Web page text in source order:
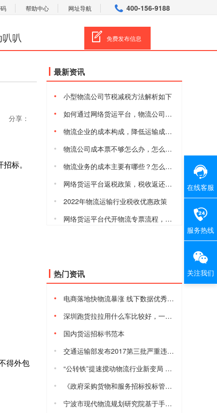
帮助中心 网址导航 400-156-9188
叭 免费发布信息
分享：
标。
得外包
最新资讯
小型物流公司节税减税方法解析如下
如何通过网络货运平台，物流公司合规减税降费
物流企业的成本构成，降低运输成本的方法有哪些
物流公司成本票不够怎么办，怎么获取物流进项成本票
物流业务的成本主要有哪些？怎么降低物流综合成本
网络货运平台返税政策，税收返还有多少
2022年物流运输行业税收优惠政策
网络货运平台代开物流专票流程，安全合规吗
热门资讯
电商落地快物流暴涨 线下数据优秀但仍有隐忧
深圳跑货拉拉用什么车比较好，一天能赚多少钱
国内货运招标书范本
交通运输部发布2017第三批严重违法超限超载运输失信当事人黑名单
“公转铁”提速搅动物流行业新变局 港口、货运等行业将进入短暂阵痛
《政府采购货物和服务招标投标管理办法》2017年10月1日起施行
宁波市现代物流规划研究院基于手机信令的宁波城际铁路客流数据模型与预测分析研究课题项目的采购公告
在线客服
服务热线
关注我们